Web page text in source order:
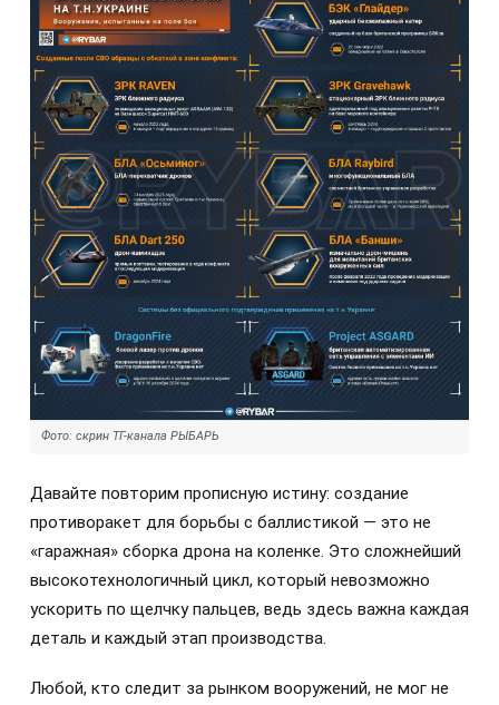
Фото: скрин ТГ-канала РЫБАРЬ
Давайте повторим прописную истину: создание
противоракет для борьбы с баллистикой — это не
«гаражная» сборка дрона на коленке. Это сложнейший
высокотехнологичный цикл, который невозможно
ускорить по щелчку пальцев, ведь здесь важна каждая
деталь и каждый этап производства.
Любой, кто следит за рынком вооружений, не мог не